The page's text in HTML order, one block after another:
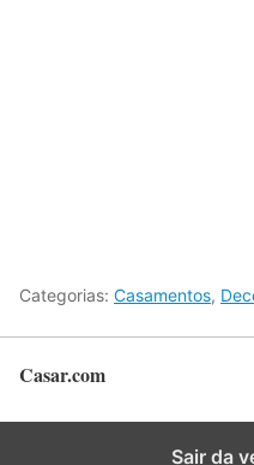
Categorias: Casamentos,
Casar.com
Sair da